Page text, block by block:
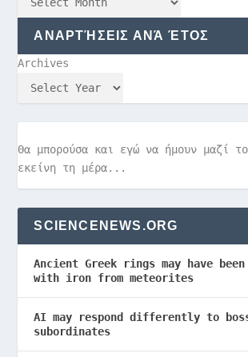
ΑΝΑΡΤΉΣΕΙΣ ΑΝΆ ΈΤΟΣ
Archives
Θα μπορούσα και εγώ να ήμουν μαζί
εκείνη τη μέρα...
SCIENCENEWS.ORG
Ancient Greek rings may have
with iron from meteorites
AI may respond differently to
subordinates